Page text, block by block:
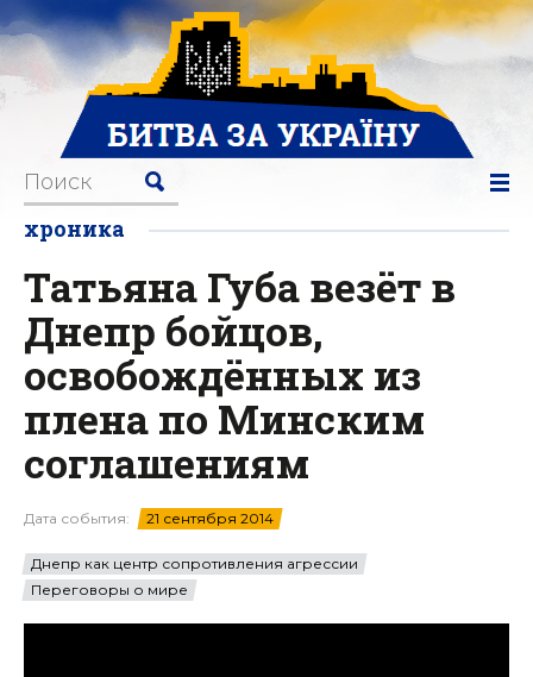
хроника
Татьяна Губа везёт в
Днепр бойцов,
освобождённых из
плена по Минским
соглашениям
Дата события: 21 сентября 2014
Днепр как центр сопротивления агрессии
Переговоры о мире